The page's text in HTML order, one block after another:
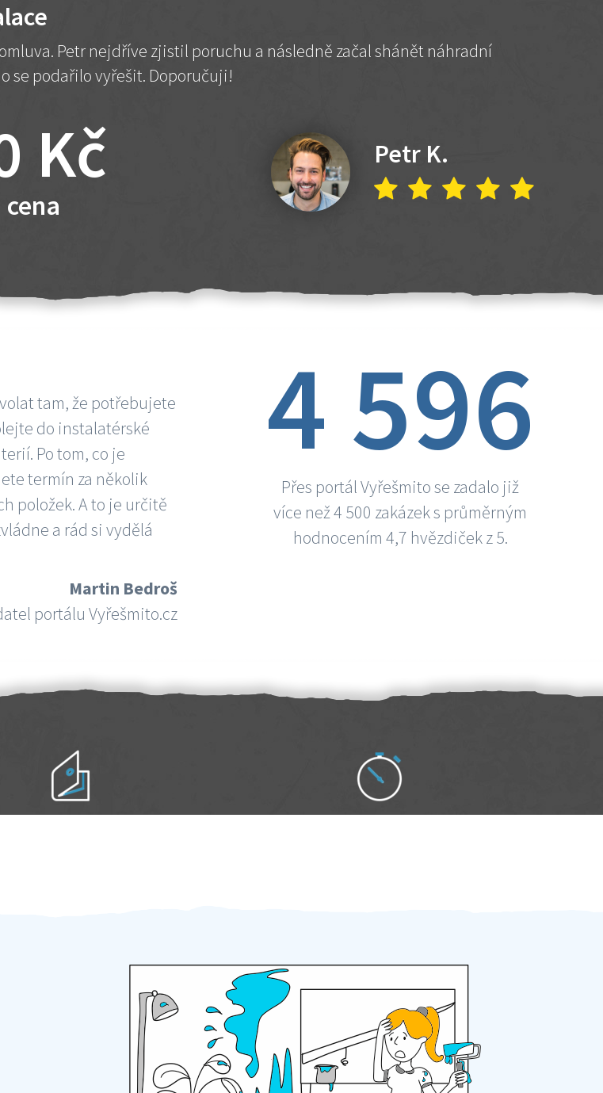
Petr nejdříve zjistil poruchu a následně začal shánět náhradní
se podařilo vyřešit. Doporučuji!
Kč Petr K.
tam, že potřebujete
do instalatérské
Po tom, co je
termín za několik
položek. A to je určitě
a rád si vydělá
Martin Bedroš
portálu Vyřešmito.cz
4 596
Přes portál Vyřešmito se zadalo již
více než 4 500 zakázek s průměrným
hodnocením 4,7 hvězdiček z 5.